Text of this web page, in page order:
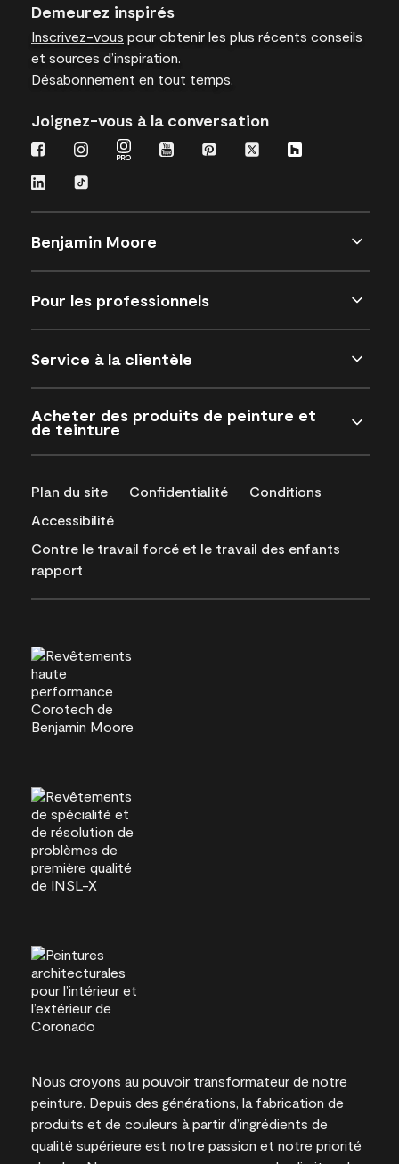
Demeurez inspirés
Inscrivez-vous pour obtenir les plus récents conseils
et sources d’inspiration.
Désabonnement en tout temps.
Joignez-vous à la conversation
Benjamin Moore
Pour les professionnels
Service à la clientèle
Acheter des produits de peinture et
de teinture
Plan du site Confidentialité
Conditions
Accessibilité
Contre le travail forcé et le travail des enfants
rapport
Nous croyons au pouvoir transformateur de notre
peinture. Depuis des générations, la fabrication de
produits et de couleurs à partir d’ingrédients de
qualité supérieure est notre passion et notre priorité